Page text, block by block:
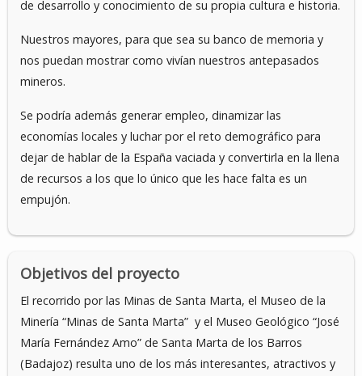
de desarrollo y conocimiento de su propia cultura e historia.
Nuestros mayores, para que sea su banco de memoria y
nos puedan mostrar como vivían nuestros antepasados
mineros.
Se podría además generar empleo, dinamizar las
economías locales y luchar por el reto demográfico para
dejar de hablar de la España vaciada y convertirla en la llena
de recursos a los que lo único que les hace falta es un
empujón.
Objetivos del proyecto
El recorrido por las Minas de Santa Marta, el Museo de la
Minería “Minas de Santa Marta” y el Museo Geológico “José
María Fernández Amo” de Santa Marta de los Barros
(Badajoz) resulta uno de los más interesantes, atractivos y